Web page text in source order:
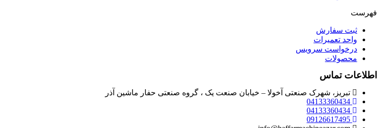
فهرست
ثبت سفارش
واحد تعمیرات
درخواست سرویس
محصولات
اطلاعات تماس
تبریز، شهرک صنعتی آخولا – خیابان صنعت یک ، گروه صنعتی حفار ماشین آذر
04133360434
04133360434
09126617495